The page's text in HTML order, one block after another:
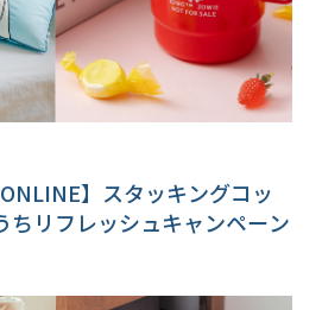
ONLINE】スタッキングコッ
リフレッシュキャンペーン